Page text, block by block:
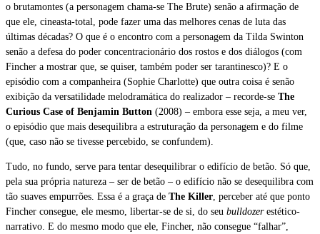
o brutamontes (a personagem chama-se The Brute) senão a afirmação de
que ele, cineasta-total, pode fazer uma das melhores cenas de luta das
últimas décadas? O que é o encontro com a personagem da Tilda Swinton
senão a defesa do poder concentracionário dos rostos e dos diálogos (com
Fincher a mostrar que, se quiser, também poder ser tarantinesco)? E o
episódio com a companheira (Sophie Charlotte) que outra coisa é senão
exibição da versatilidade melodramática do realizador – recorde-se The
Curious Case of Benjamin Button (2008) – embora esse seja, a meu ver,
o episódio que mais desequilibra a estruturação da personagem e do filme
(que, caso não se tivesse percebido, se confundem).
Tudo, no fundo, serve para tentar desequilibrar o edifício de betão. Só que,
pela sua própria natureza – ser de betão – o edifício não se desequilibra com
tão suaves empurrões. Essa é a graça de The Killer , perceber até que ponto
Fincher consegue, ele mesmo, libertar-se de si, do seu bulldozer estético-
narrativo. E do mesmo modo que ele, Fincher, não consegue “falhar”,